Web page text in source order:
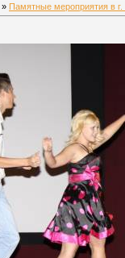
» Памятные мероприятия в